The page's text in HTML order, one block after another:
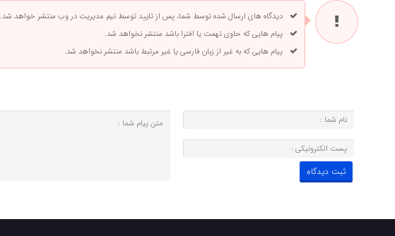
دیدگاه های ارسال شده توسط شما، پس از تایید توسط تیم مدیریت در وب منتشر خواهد شد.
پیام هایی که حاوی تهمت یا افترا باشد منتشر نخواهد شد.
پیام هایی که به غیر از زبان فارسی یا غیر مرتبط باشد منتشر نخواهد شد.